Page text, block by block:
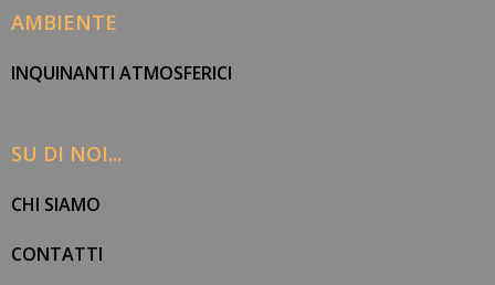
AMBIENTE
INQUINANTI ATMOSFERICI
SU DI NOI...
CHI SIAMO
CONTATTI